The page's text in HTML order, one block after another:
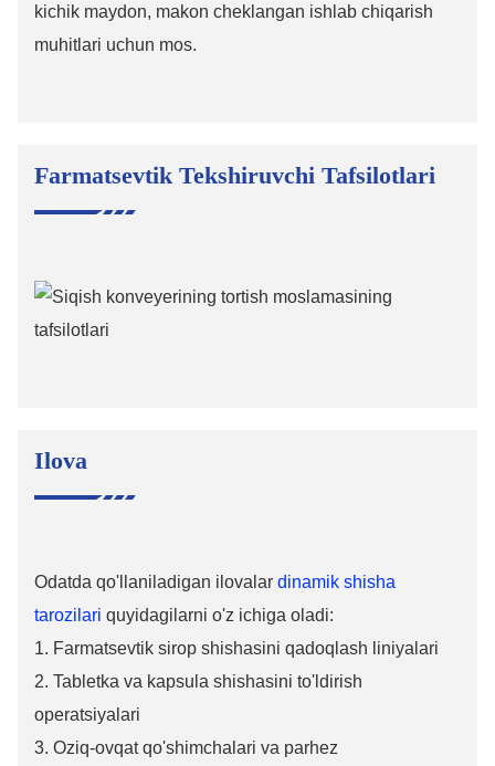
kichik maydon, makon cheklangan ishlab chiqarish
muhitlari uchun mos.
Farmatsevtik Tekshiruvchi Tafsilotlari
Ilova
Odatda qo'llaniladigan ilovalar dinamik shisha
tarozilari quyidagilarni o'z ichiga oladi:
1. Farmatsevtik sirop shishasini qadoqlash liniyalari
2. Tabletka va kapsula shishasini to'ldirish
operatsiyalari
3. Oziq-ovqat qo'shimchalari va parhez